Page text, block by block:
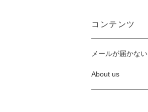
コンテンツ
メールが届かない
About us